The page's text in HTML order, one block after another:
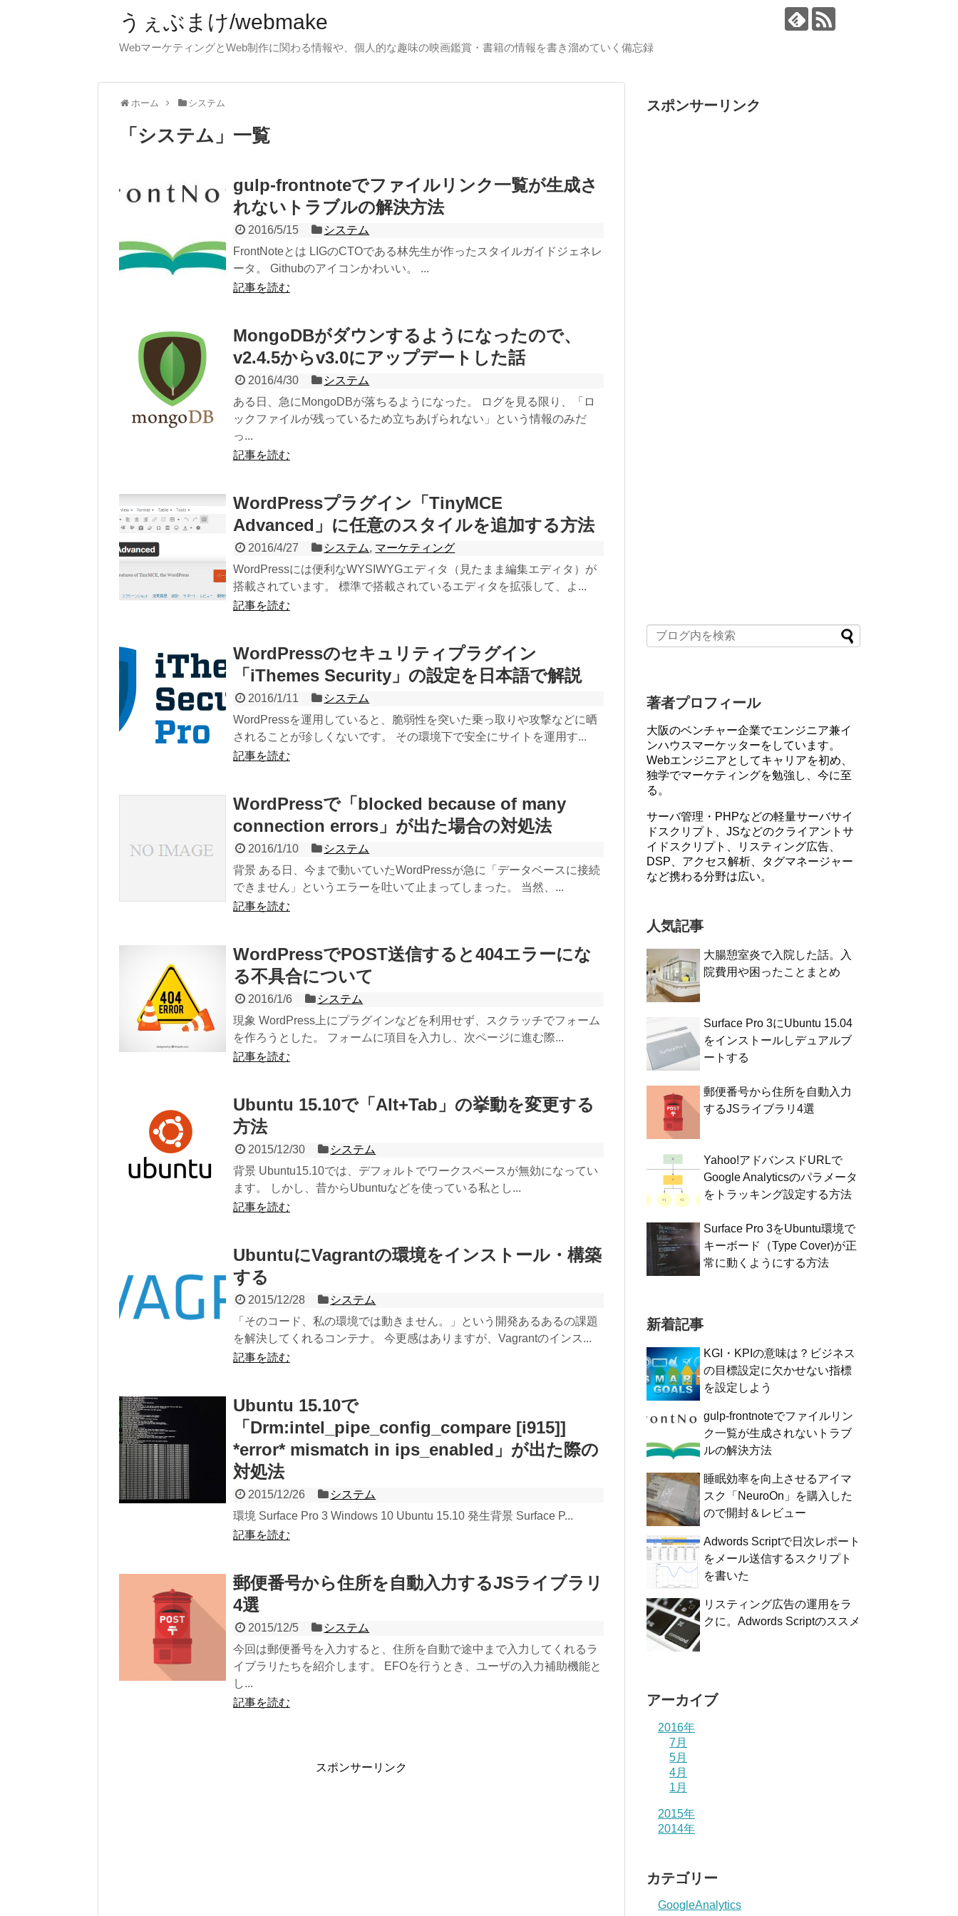
うぇぶまけ/webmake
WebマーケティングとWeb制作に関わる情報や、個人的な趣味の映画鑑賞・書籍の情報を書き溜めていく備忘録
ホーム システム
「 システム 」 一覧
gulp-frontnoteでファイルリンク一覧が生成さ
れないトラブルの解決方法
2016/5/15
システム
FrontNoteとは LIGのCTOである林先生が作ったスタイルガイドジェネレ
ータ。 Githubのアイコンかわいい。 ...
記事を読む
MongoDBがダウンするようになったので、
v2.4.5からv3.0にアップデートした話
2016/4/30
システム
ある日、急にMongoDBが落ちるようになった。 ログを見る限り、「ロ
ックファイルが残っているため立ちあげられない」という情報のみだ
っ...
記事を読む
WordPressプラグイン「TinyMCE
Advanced」に任意のスタイルを追加する方法
2016/4/27 システム, マーケティング
WordPressには便利なWYSIWYGエディタ（見たまま編集エディタ）が
搭載されています。 標準で搭載されているエディタを拡張して、よ...
記事を読む
WordPressのセキュリティプラグイン
「iThemes Security」の設定を日本語で解説
2016/1/11
システム
WordPressを運用していると、脆弱性を突いた乗っ取りや攻撃などに晒
されることが珍しくないです。 その環境下で安全にサイトを運用す...
記事を読む
WordPressで「blocked because of many
connection errors」が出た場合の対処法
2016/1/10
システム
背景 ある日、今まで動いていたWordPressが急に「データベースに接続
できません」というエラーを吐いて止まってしまった。 当然、...
記事を読む
WordPressでPOST送信すると404エラーにな
る不具合について
2016/1/6
システム
現象 WordPress上にプラグインなどを利用せず、スクラッチでフォーム
を作ろうとした。 フォームに項目を入力し、次ページに進む際...
記事を読む
Ubuntu 15.10で「Alt+Tab」の挙動を変更する
方法
2015/12/30
システム
背景 Ubuntu15.10では、デフォルトでワークスペースが無効になってい
ます。 しかし、昔からUbuntuなどを使っている私とし...
記事を読む
UbuntuにVagrantの環境をインストール・構築
する
2015/12/28
システム
「そのコード、私の環境では動きません。」という開発あるあるの課題
を解決してくれるコンテナ。 今更感はありますが、Vagrantのインス...
記事を読む
Ubuntu 15.10で
「Drm:intel_pipe_config_compare [i915]]
*error* mismatch in ips_enabled」が出た際の
対処法
2015/12/26
システム
環境 Surface Pro 3 Windows 10 Ubuntu 15.10 発生背景 Surface P...
記事を読む
郵便番号から住所を自動入力するJSライブラリ
4選
2015/12/5
システム
今回は郵便番号を入力すると、住所を自動で途中まで入力してくれるラ
イブラリたちを紹介します。 EFOを行うとき、ユーザの入力補助機能と
し...
記事を読む
スポンサーリンク
スポンサーリンク
著者プロフィール
大阪のベンチャー企業でエンジニア兼イ
ンハウスマーケッターをしています。
Webエンジニアとしてキャリアを初め、
独学でマーケティングを勉強し、今に至
る。
サーバ管理・PHPなどの軽量サーバサイ
ドスクリプト、JSなどのクライアントサ
イドスクリプト、リスティング広告、
DSP、アクセス解析、タグマネージャー
など携わる分野は広い。
人気記事
大腸憩室炎で入院した話。入
院費用や困ったことまとめ
Surface Pro 3にUbuntu 15.04
をインストールしデュアルブ
ートする
郵便番号から住所を自動入力
するJSライブラリ4選
Yahoo!アドバンスドURLで
Google Analyticsのパラメータ
をトラッキング設定する方法
Surface Pro 3をUbuntu環境で
キーボード（Type Cover)が正
常に動くようにする方法
新着記事
KGI・KPIの意味は？ビジネス
の目標設定に欠かせない指標
を設定しよう
gulp-frontnoteでファイルリン
ク一覧が生成されないトラブ
ルの解決方法
睡眠効率を向上させるアイマ
スク「NeuroOn」を購入した
ので開封＆レビュー
Adwords Scriptで日次レポート
をメール送信するスクリプト
を書いた
リスティング広告の運用をラ
クに。Adwords Scriptのススメ
アーカイブ
2016年
7月
5月
4月
1月
2015年
2014年
カテゴリー
GoogleAnalytics